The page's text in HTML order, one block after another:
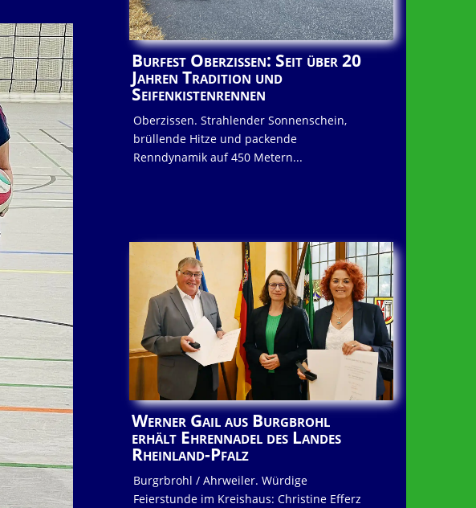
Burfest Oberzissen: Seit über 20
Jahren Tradition und
Seifenkistenrennen
Oberzissen. Strahlender Sonnenschein,
brüllende Hitze und packende
Renndynamik auf 450 Metern...
Werner Gail aus Burgbrohl
erhält Ehrennadel des Landes
Rheinland-Pfalz
Burgrbrohl / Ahrweiler. Würdige
Feierstunde im Kreishaus: Christine Efferz